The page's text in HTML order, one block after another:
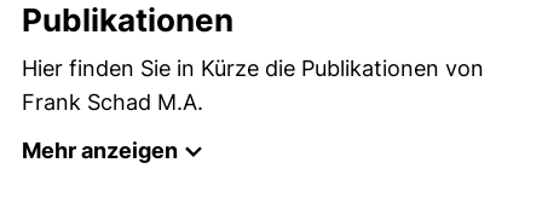
Publikationen
Hier finden Sie in Kürze die Publikationen von
Frank Schad M.A.
Mehr anzeigen